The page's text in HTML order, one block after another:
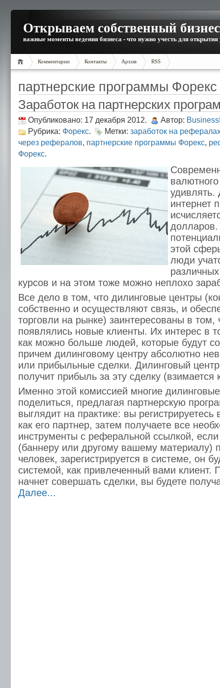
Открываем собственный бизнес
важные моменты ведения бизнеса - что нужно учесть для открытия
Комментарии Контакты Архив RSS
партнерские программы Форекс
Заработок на партнерских
Опубликовано: 17 декабря 2012. Автор:
Рубрика: Форекс. Метки: заработок на
через рефералов, партнерские программы Форекс,
Форекс.
удивлять.
интернет
этой
люди
курсов и на этом тоже можно неплохо
Все дело в том, что дилинговые центры
собственно и осуществляют связь, и
торговли на рынке) заинтересованы в том,
появлялись новые клиенты. Их интерес в
как можно больше людей, которые будут
причем дилинговому центру абсолютно
или прибыльные сделки. Дилинговый
получит прибыль за эту сделку (взимается
Именно этой комиссией многие
поделиться, предлагая партнерскую
выглядит на практике: вы
как его партнер, затем получаете все
инструменты с реферальной ссылкой,
(баннеру или другому вашему материалу)
человек, зарегистрируется в системе, он
системой, как привлеченный вами клиент.
начнет совершать сделки, вы будете
Далее...